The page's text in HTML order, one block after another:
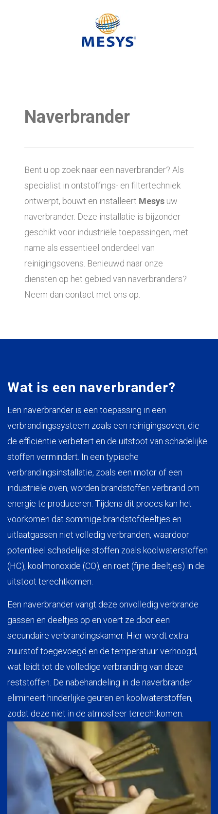
Naverbrander
Bent u op zoek naar een naverbrander? Als
specialist in ontstoffings- en filtertechniek
ontwerpt, bouwt en installeert Mesys uw
naverbrander. Deze installatie is bijzonder
geschikt voor industriële toepassingen, met
name als essentieel onderdeel van
reinigingsovens. Benieuwd naar onze
diensten op het gebied van naverbranders?
Neem dan contact met ons op.
Wat is een naverbrander?
Een naverbrander is een toepassing in een
verbrandingssysteem zoals een reinigingsoven, die
de efficiëntie verbetert en de uitstoot van schadelijke
stoffen vermindert. In een typische
verbrandingsinstallatie, zoals een motor of een
industriële oven, worden brandstoffen verbrand om
energie te produceren. Tijdens dit proces kan het
voorkomen dat sommige brandstofdeeltjes en
uitlaatgassen niet volledig verbranden, waardoor
potentieel schadelijke stoffen zoals koolwaterstoffen
(HC), koolmonoxide (CO), en roet (fijne deeltjes) in de
uitstoot terechtkomen.
Een naverbrander vangt deze onvolledig verbrande
gassen en deeltjes op en voert ze door een
secundaire verbrandingskamer. Hier wordt extra
zuurstof toegevoegd en de temperatuur verhoogd,
wat leidt tot de volledige verbranding van deze
reststoffen. De nabehandeling in de naverbrander
elimineert hinderlijke geuren en koolwaterstoffen,
zodat deze niet in de atmosfeer terechtkomen.